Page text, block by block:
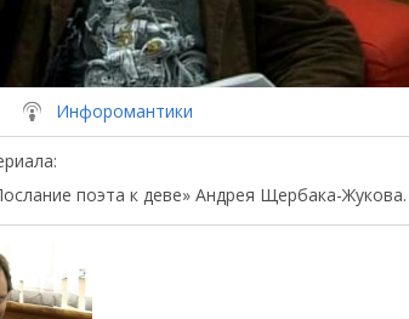
Инфоромантики
:
поэта к деве» Андрея Щербака-Жукова.